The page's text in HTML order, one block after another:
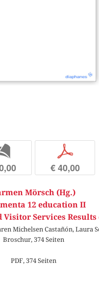
p
€ 40,00
Mörsch (Hg.)
12 education II
Services Results
Michelsen Castañón, Laura
Broschur, 374 Seiten
PDF, 374 Seiten